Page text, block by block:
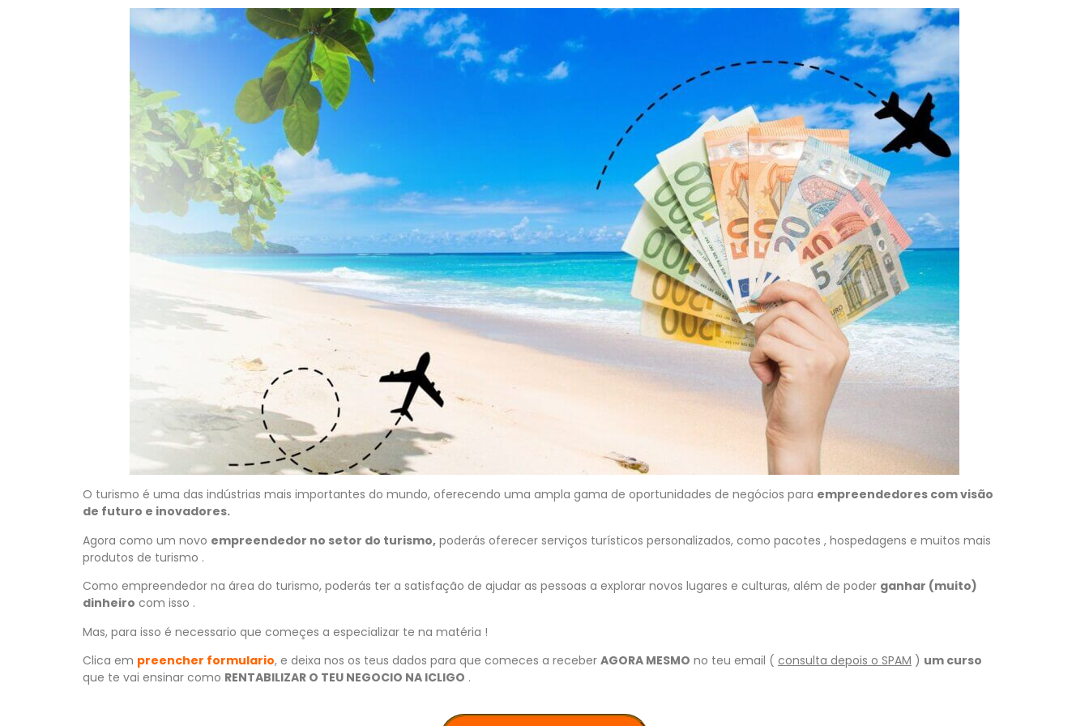
O turismo é uma das indústrias mais importantes do mundo, oferecendo uma ampla gama de oportunidades de negócios para empreendedores com visão
de futuro e inovadores.
Agora como um novo empreendedor no setor do turismo, poderás oferecer serviços turísticos personalizados, como pacotes , hospedagens e muitos mais
produtos de turismo .
Como empreendedor na área do turismo, poderás ter a satisfação de ajudar as pessoas a explorar novos lugares e culturas, além de poder ganhar (muito)
dinheiro com isso .
Mas, para isso é necessario que começes a especializar te na matéria !
Clica em preencher formulario, e deixa nos os teus dados para que comeces a receber AGORA MESMO no teu email ( consulta depois o SPAM ) um curso
que te vai ensinar como RENTABILIZAR O TEU NEGOCIO NA ICLIGO .